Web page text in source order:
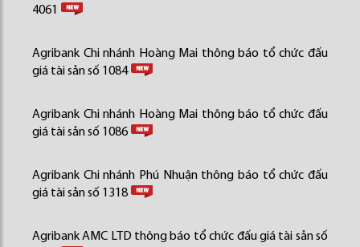
4061
Agribank Chi nhánh Hoàng Mai thông báo tổ chức đấu
giá tài sản số 1084
Agribank Chi nhánh Hoàng Mai thông báo tổ chức đấu
giá tài sản số 1086
Agribank Chi nhánh Phú Nhuận thông báo tổ chức đấu
giá tài sản số 1318
Agribank AMC LTD thông báo tổ chức đấu giá tài sản số